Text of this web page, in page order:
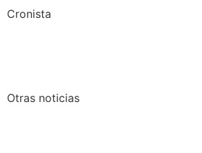
Cronista
Otras noticias